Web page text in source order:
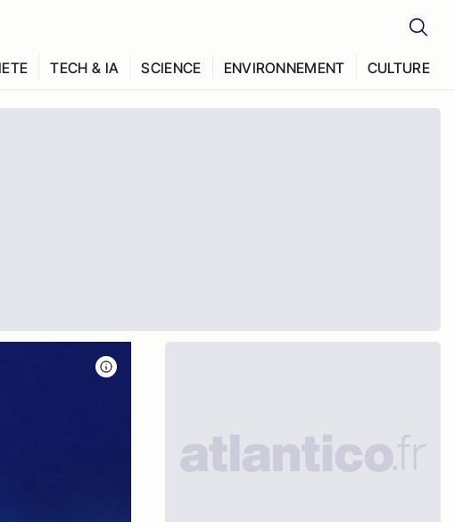
TECH & IA SCIENCE ENVIRONNEMENT CULTURE